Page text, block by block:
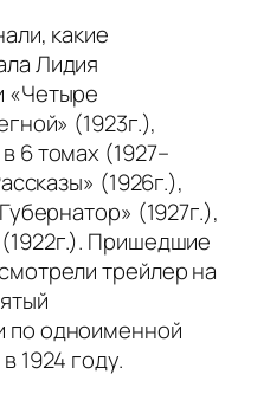
какие
Лидия
«Четыре
(1923г.),
6 томах (1927–
(1926г.),
(1927г.),
Пришедшие
трейлер на
по одноименной
1924 году.